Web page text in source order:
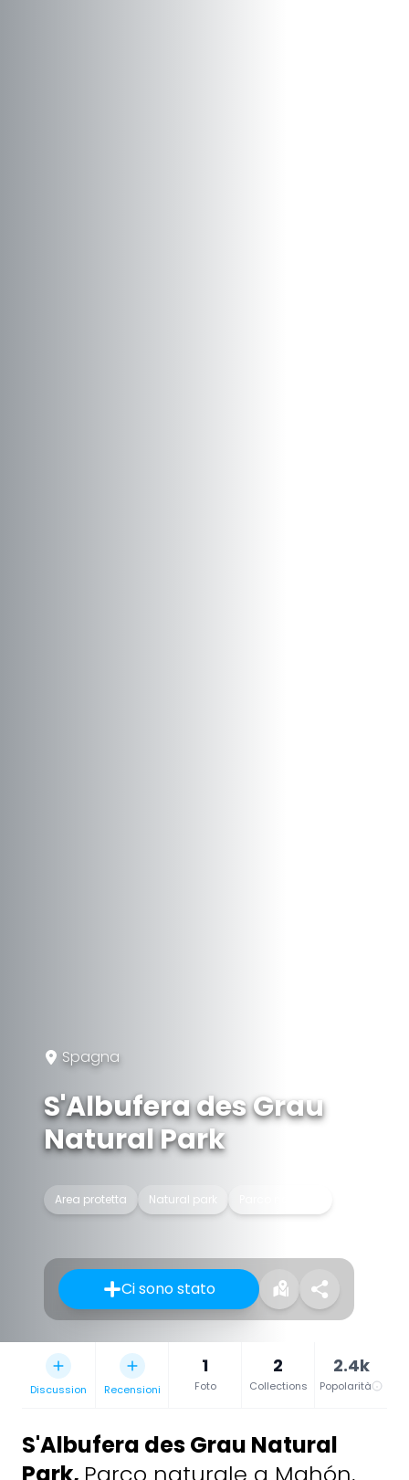
Spagna
S'Albufera des Grau
Natural Park
Area protetta Natural park
Ci sono stato
Discussion Recensioni
1
Foto
2
Collections
2.4k
Popolarità
S'Albufera des Grau Natural
Park, Parco naturale a Mahón,